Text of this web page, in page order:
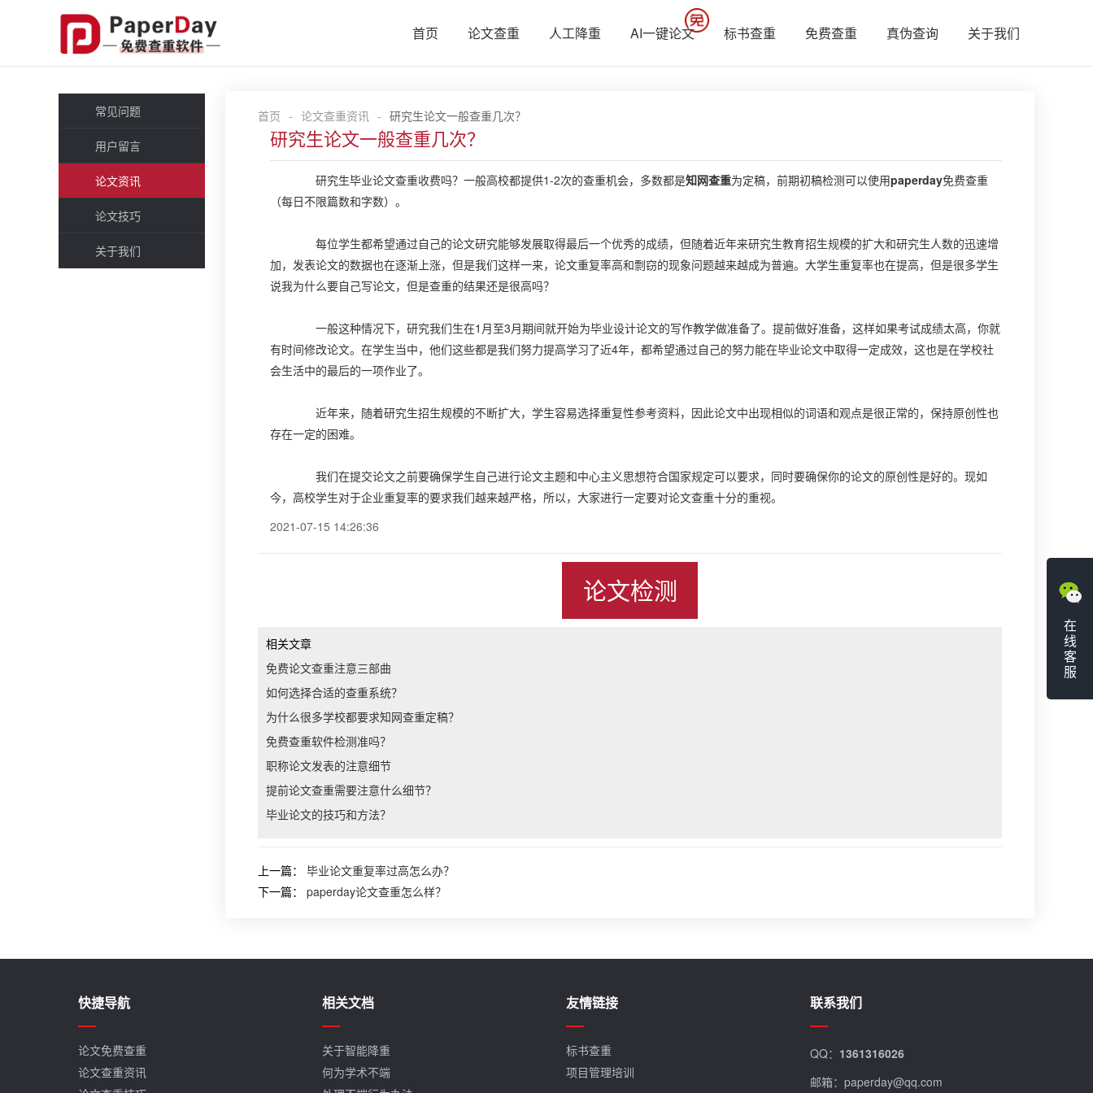
首页 论文查重 人工降重 AI一键论文 标书查重 免费查重 真伪查询 关于我们
常见问题
用户留言
论文资讯
论文技巧
关于我们
首页 - 论文查重资讯 - 研究生论文一般查重几次？
研究生论文一般查重几次？
研究生毕业论文查重收费吗？一般高校都提供1-2次的查重机会，多数都是知网查重为定稿，前期初稿检测可以使用paperday免费查重
（每日不限篇数和字数）。
每位学生都希望通过自己的论文研究能够发展取得最后一个优秀的成绩，但随着近年来研究生教育招生规模的扩大和研究生人数的迅速增
加，发表论文的数据也在逐渐上涨，但是我们这样一来，论文重复率高和剽窃的现象问题越来越成为普遍。大学生重复率也在提高，但是很多学生
说我为什么要自己写论文，但是查重的结果还是很高吗？
一般这种情况下，研究我们生在1月至3月期间就开始为毕业设计论文的写作教学做准备了。提前做好准备，这样如果考试成绩太高，你就
有时间修改论文。在学生当中，他们这些都是我们努力提高学习了近4年，都希望通过自己的努力能在毕业论文中取得一定成效，这也是在学校社
会生活中的最后的一项作业了。
近年来，随着研究生招生规模的不断扩大，学生容易选择重复性参考资料，因此论文中出现相似的词语和观点是很正常的，保持原创性也
存在一定的困难。
我们在提交论文之前要确保学生自己进行论文主题和中心主义思想符合国家规定可以要求，同时要确保你的论文的原创性是好的。现如
今，高校学生对于企业重复率的要求我们越来越严格，所以，大家进行一定要对论文查重十分的重视。
2021-07-15 14:26:36
论文检测
相关文章
免费论文查重注意三部曲
如何选择合适的查重系统？
为什么很多学校都要求知网查重定稿？
免费查重软件检测准吗？
职称论文发表的注意细节
提前论文查重需要注意什么细节？
毕业论文的技巧和方法？
上一篇： 毕业论文重复率过高怎么办？
下一篇： paperday论文查重怎么样？
在
线
客
服
快捷导航
论文免费查重
论文查重资讯
相关文档
关于智能降重
何为学术不端
友情链接
标书查重
项目管理培训
联系我们
QQ： 1361316026
邮箱：paperday@qq.com